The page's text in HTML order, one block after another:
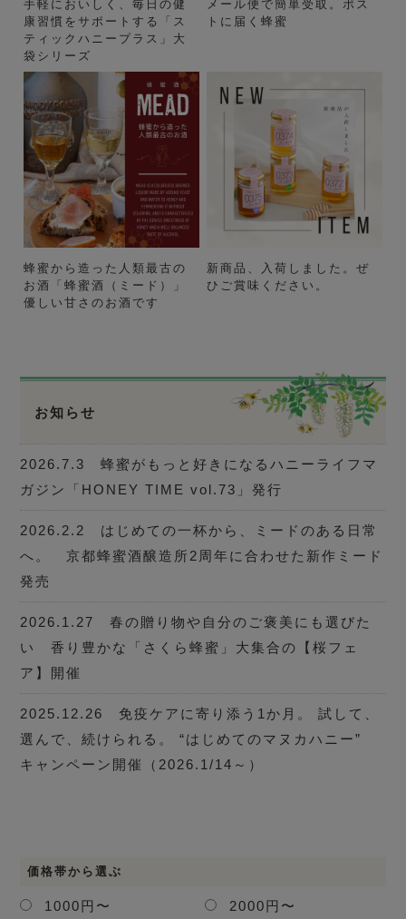
手軽においしく、毎日の健
康習慣をサポートする「ス
ティックハニープラス」大
袋シリーズ
メール便で簡単受取。ポス
トに届く蜂蜜
蜂蜜から造った人類最古の
お酒「蜂蜜酒（ミード）」
優しい甘さのお酒です
新商品、入荷しました。ぜ
ひご賞味ください。
お知らせ
2026.7.3 蜂蜜がもっと好きになるハニーライフマ
ガジン「HONEY TIME vol.73」発行
2026.2.2 はじめての一杯から、ミードのある日常
へ。 京都蜂蜜酒醸造所2周年に合わせた新作ミード
発売
2026.1.27 春の贈り物や自分のご褒美にも選びた
い 香り豊かな「さくら蜂蜜」大集合の【桜フェ
ア】開催
2025.12.26 免疫ケアに寄り添う1か月。 試して、
選んで、続けられる。 “はじめてのマヌカハニー”
キャンペーン開催（2026.1/14～）
価格帯から選ぶ
1000円〜 2000円〜